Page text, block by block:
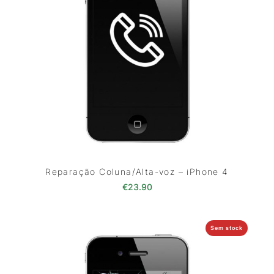
Reparação Coluna/Alta-voz – iPhone 4
€23.90
Sem stock